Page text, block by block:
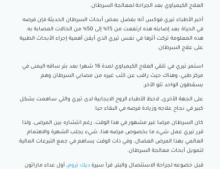
العلاج الكيمياوي بعد الجراحة لمعالجة السرطان.
أخبر الأطباء تيري فوكس أنه بفضل بعض أبحاث السرطان الحديثة فإن فرصه
في الحياة بعد إصابته هذه ارتفعت من 15% إلى 50% من الحالات المصابة به.
هذه المعلومة تركت أثرها في نفس تيري الذي أيقن أهمية إجراء الأبحاث الطبية
على علاج السرطان.
استمر تيري في تلقي العلاج الكيمياوي لمدة 16 شهرا بعد بتر ساقه اليمنى في
مركز طبي، وهناك حيث راقب عن كثب غيره من مصابي السرطان وهم
يسقطون الواحد تلو الآخر.
على الجهة الأخرى، لاحظ الأطباء الروح الايجابية لدى تيري والتي ساهمت بشكل
كبير في نجاح علاجه وزيادة فرصه في البقاء حيا.
كان السرطان مرضا غير مشهور في هذا الوقت، رغم انتشاره بين المرضى، ولذا
قرر تيري عمل شيء ما بخصوص مرضه هذا، شيء يجلب الشهرة والاهتمام
العالمي بهذا المرض العضال، وفي ذات الوقت يساهم في جمع التبرعات المالية
لتمويل أبحاث معالجة السرطان.
قبل خضوعه لجراحة الاستئصال والبتر، قرأ سيرة ديك تروم، أول عداء ماراثون